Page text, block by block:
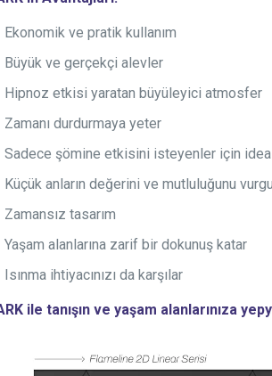
Ekonomik ve pratik kullanım
Büyük ve gerçekçi alevler
Hipnoz etkisi yaratan büyüleyici atmosfer
Zamanı durdurmaya yeter
Sadece şömine etkisini isteyenler için
Küçük anların değerini ve mutluluğunu
Zamansız tasarım
Yaşam alanlarına zarif bir dokunuş katar
Isınma ihtiyacınızı da karşılar
ile tanışın ve yaşam alanlarınıza